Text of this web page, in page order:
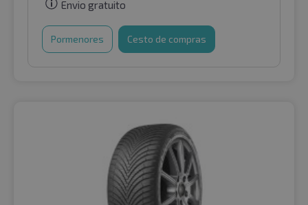
Envio gratuito
Pormenores Cesto de compras